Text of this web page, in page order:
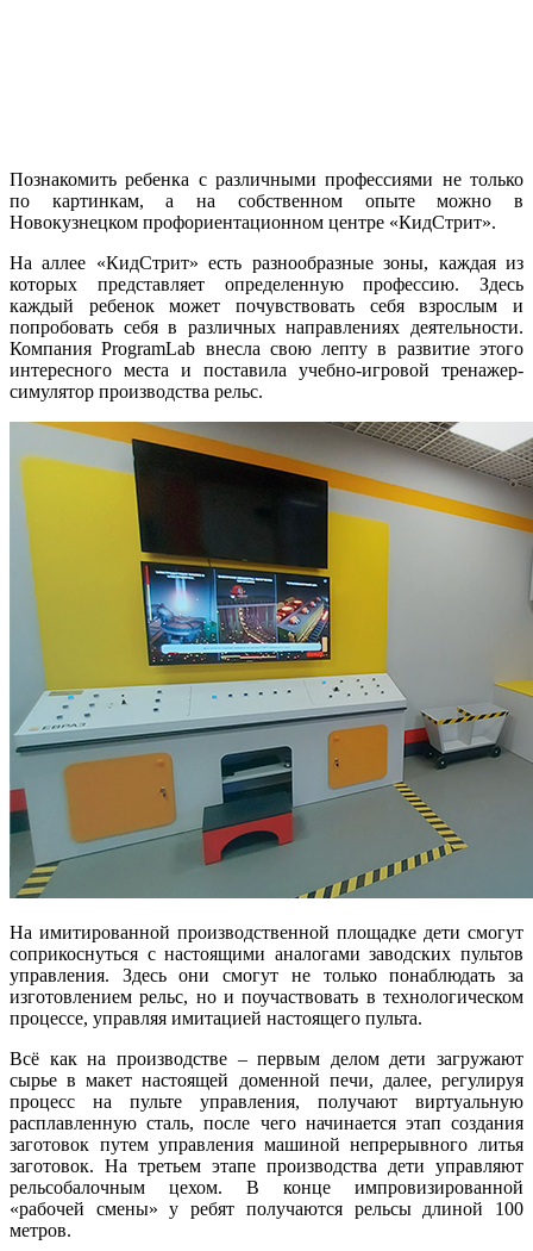
Познакомить ребенка с различными профессиями не только
по картинкам, а на собственном опыте можно в
Новокузнецком профориентационном центре «КидСтрит».
На аллее «КидСтрит» есть разнообразные зоны, каждая из
которых представляет определенную профессию. Здесь
каждый ребенок может почувствовать себя взрослым и
попробовать себя в различных направлениях деятельности.
Компания ProgramLab внесла свою лепту в развитие этого
интересного места и поставила учебно-игровой тренажер-
симулятор производства рельс.
На имитированной производственной площадке дети смогут
соприкоснуться с настоящими аналогами заводских пультов
управления. Здесь они смогут не только понаблюдать за
изготовлением рельс, но и поучаствовать в технологическом
процессе, управляя имитацией настоящего пульта.
Всё как на производстве – первым делом дети загружают
сырье в макет настоящей доменной печи, далее, регулируя
процесс на пульте управления, получают виртуальную
расплавленную сталь, после чего начинается этап создания
заготовок путем управления машиной непрерывного литья
заготовок. На третьем этапе производства дети управляют
рельсобалочным цехом. В конце импровизированной
«рабочей смены» у ребят получаются рельсы длиной 100
метров.